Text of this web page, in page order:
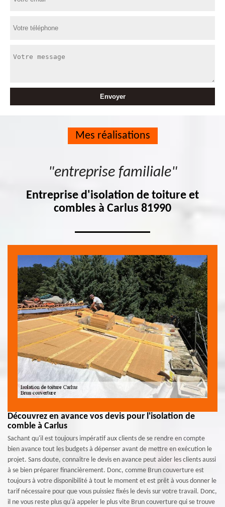
Mes réalisations
"entreprise familiale"
Entreprise d'isolation de toiture et
combles à Carlus 81990
Découvrez en avance vos devis pour l'isolation de
comble à Carlus
Sachant qu'il est toujours impératif aux clients de se rendre en compte
bien avance tout les budgets à dépenser avant de mettre en exécution le
projet. Sans doute, connaître le devis en avance peut aider les clients aussi
à se bien préparer financièrement. Donc, comme Brun couverture est
toujours à votre disponibilité à tout le moment et est prêt à vous donner le
tarif nécessaire pour que vous puissiez fixés le devis sur votre travail. Donc,
il ne vous reste plus qu'à appeler le plus vite Brun couverture qui se trouve